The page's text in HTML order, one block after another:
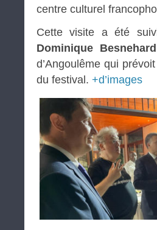
centre culturel
Cette visite a été
Dominique Besnehard
d’Angoulême qui
du festival. +d’images